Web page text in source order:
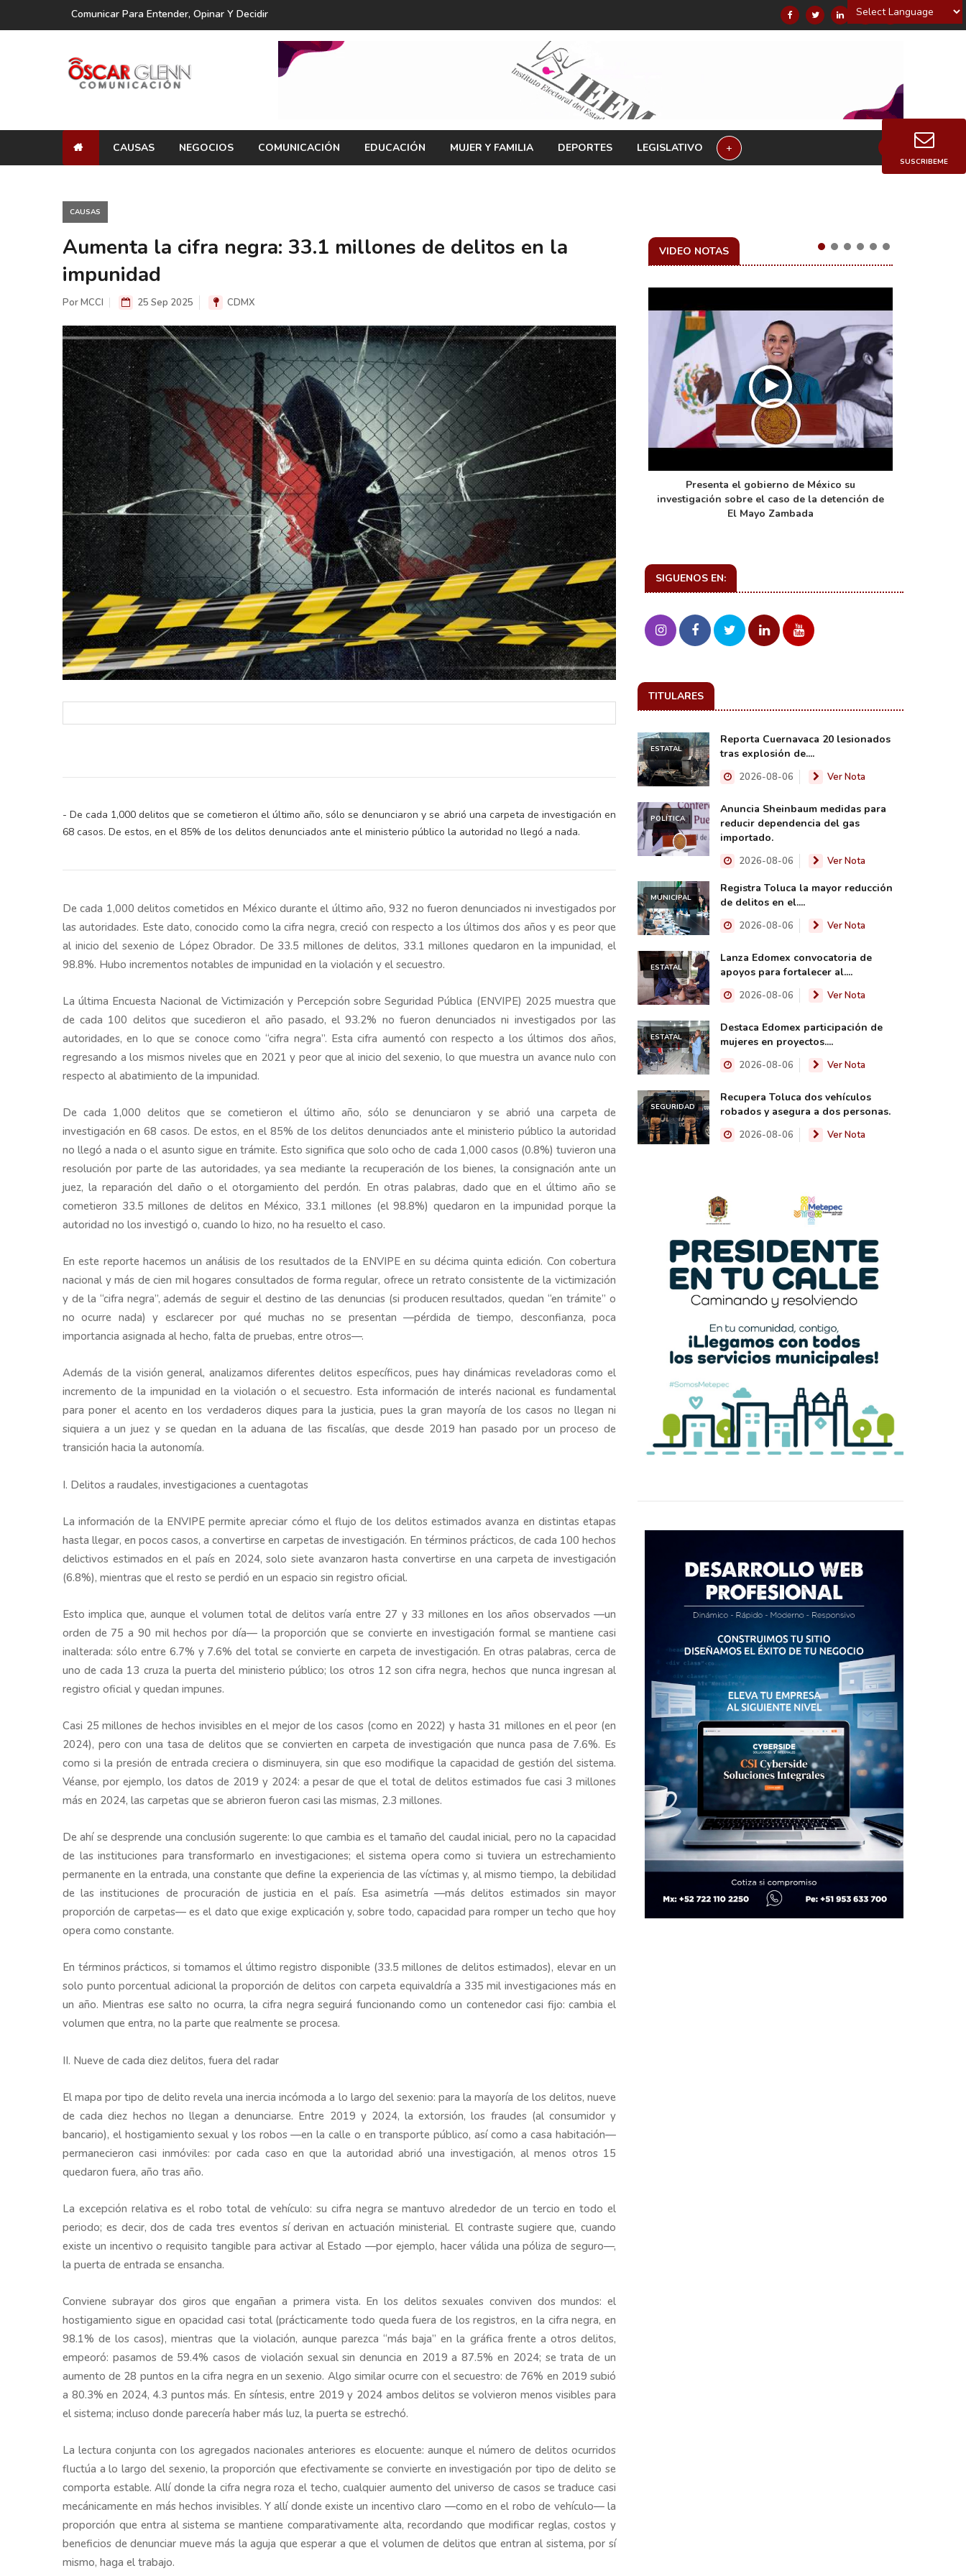
Powered by
Comunicar Para Entender, Opinar Y Decidir
CAUSAS NEGOCIOS COMUNICACIÓN EDUCACIÓN MUJER Y FAMILIA DEPORTES LEGISLATIVO +
CAUSAS
Aumenta la cifra negra: 33.1 millones de delitos en la
impunidad
Por MCCI 25 Sep 2025 CDMX
- De cada 1,000 delitos que se cometieron el último año, sólo se denunciaron y se abrió una carpeta de investigación en
68 casos. De estos, en el 85% de los delitos denunciados ante el ministerio público la autoridad no llegó a nada.
De cada 1,000 delitos cometidos en México durante el último año, 932 no fueron denunciados ni investigados por
las autoridades. Este dato, conocido como la cifra negra, creció con respecto a los últimos dos años y es peor que
al inicio del sexenio de López Obrador. De 33.5 millones de delitos, 33.1 millones quedaron en la impunidad, el
98.8%. Hubo incrementos notables de impunidad en la violación y el secuestro.
La última Encuesta Nacional de Victimización y Percepción sobre Seguridad Pública (ENVIPE) 2025 muestra que
de cada 100 delitos que sucedieron el año pasado, el 93.2% no fueron denunciados ni investigados por las
autoridades, en lo que se conoce como “cifra negra”. Esta cifra aumentó con respecto a los últimos dos años,
regresando a los mismos niveles que en 2021 y peor que al inicio del sexenio, lo que muestra un avance nulo con
respecto al abatimiento de la impunidad.
De cada 1,000 delitos que se cometieron el último año, sólo se denunciaron y se abrió una carpeta de
investigación en 68 casos. De estos, en el 85% de los delitos denunciados ante el ministerio público la autoridad
no llegó a nada o el asunto sigue en trámite. Esto significa que solo ocho de cada 1,000 casos (0.8%) tuvieron una
resolución por parte de las autoridades, ya sea mediante la recuperación de los bienes, la consignación ante un
juez, la reparación del daño o el otorgamiento del perdón. En otras palabras, dado que en el último año se
cometieron 33.5 millones de delitos en México, 33.1 millones (el 98.8%) quedaron en la impunidad porque la
autoridad no los investigó o, cuando lo hizo, no ha resuelto el caso.
En este reporte hacemos un análisis de los resultados de la ENVIPE en su décima quinta edición. Con cobertura
nacional y más de cien mil hogares consultados de forma regular, ofrece un retrato consistente de la victimización
y de la “cifra negra”, además de seguir el destino de las denuncias (si producen resultados, quedan “en trámite” o
no ocurre nada) y esclarecer por qué muchas no se presentan —pérdida de tiempo, desconfianza, poca
importancia asignada al hecho, falta de pruebas, entre otros—.
Además de la visión general, analizamos diferentes delitos específicos, pues hay dinámicas reveladoras como el
incremento de la impunidad en la violación o el secuestro. Esta información de interés nacional es fundamental
para poner el acento en los verdaderos diques para la justicia, pues la gran mayoría de los casos no llegan ni
siquiera a un juez y se quedan en la aduana de las fiscalías, que desde 2019 han pasado por un proceso de
transición hacia la autonomía.
I. Delitos a raudales, investigaciones a cuentagotas
La información de la ENVIPE permite apreciar cómo el flujo de los delitos estimados avanza en distintas etapas
hasta llegar, en pocos casos, a convertirse en carpetas de investigación. En términos prácticos, de cada 100 hechos
delictivos estimados en el país en 2024, solo siete avanzaron hasta convertirse en una carpeta de investigación
(6.8%), mientras que el resto se perdió en un espacio sin registro oficial.
Esto implica que, aunque el volumen total de delitos varía entre 27 y 33 millones en los años observados —un
orden de 75 a 90 mil hechos por día— la proporción que se convierte en investigación formal se mantiene casi
inalterada: sólo entre 6.7% y 7.6% del total se convierte en carpeta de investigación. En otras palabras, cerca de
uno de cada 13 cruza la puerta del ministerio público; los otros 12 son cifra negra, hechos que nunca ingresan al
registro oficial y quedan impunes.
Casi 25 millones de hechos invisibles en el mejor de los casos (como en 2022) y hasta 31 millones en el peor (en
2024), pero con una tasa de delitos que se convierten en carpeta de investigación que nunca pasa de 7.6%. Es
como si la presión de entrada creciera o disminuyera, sin que eso modifique la capacidad de gestión del sistema.
Véanse, por ejemplo, los datos de 2019 y 2024: a pesar de que el total de delitos estimados fue casi 3 millones
más en 2024, las carpetas que se abrieron fueron casi las mismas, 2.3 millones.
De ahí se desprende una conclusión sugerente: lo que cambia es el tamaño del caudal inicial, pero no la capacidad
de las instituciones para transformarlo en investigaciones; el sistema opera como si tuviera un estrechamiento
permanente en la entrada, una constante que define la experiencia de las víctimas y, al mismo tiempo, la debilidad
de las instituciones de procuración de justicia en el país. Esa asimetría —más delitos estimados sin mayor
proporción de carpetas— es el dato que exige explicación y, sobre todo, capacidad para romper un techo que hoy
opera como constante.
En términos prácticos, si tomamos el último registro disponible (33.5 millones de delitos estimados), elevar en un
solo punto porcentual adicional la proporción de delitos con carpeta equivaldría a 335 mil investigaciones más en
un año. Mientras ese salto no ocurra, la cifra negra seguirá funcionando como un contenedor casi fijo: cambia el
volumen que entra, no la parte que realmente se procesa.
II. Nueve de cada diez delitos, fuera del radar
El mapa por tipo de delito revela una inercia incómoda a lo largo del sexenio: para la mayoría de los delitos, nueve
de cada diez hechos no llegan a denunciarse. Entre 2019 y 2024, la extorsión, los fraudes (al consumidor y
bancario), el hostigamiento sexual y los robos —en la calle o en transporte público, así como a casa habitación—
permanecieron casi inmóviles: por cada caso en que la autoridad abrió una investigación, al menos otros 15
quedaron fuera, año tras año.
La excepción relativa es el robo total de vehículo: su cifra negra se mantuvo alrededor de un tercio en todo el
periodo; es decir, dos de cada tres eventos sí derivan en actuación ministerial. El contraste sugiere que, cuando
existe un incentivo o requisito tangible para activar al Estado —por ejemplo, hacer válida una póliza de seguro—,
la puerta de entrada se ensancha.
Conviene subrayar dos giros que engañan a primera vista. En los delitos sexuales conviven dos mundos: el
hostigamiento sigue en opacidad casi total (prácticamente todo queda fuera de los registros, en la cifra negra, en
98.1% de los casos), mientras que la violación, aunque parezca “más baja” en la gráfica frente a otros delitos,
empeoró: pasamos de 59.4% casos de violación sexual sin denuncia en 2019 a 87.5% en 2024; se trata de un
aumento de 28 puntos en la cifra negra en un sexenio. Algo similar ocurre con el secuestro: de 76% en 2019 subió
a 80.3% en 2024, 4.3 puntos más. En síntesis, entre 2019 y 2024 ambos delitos se volvieron menos visibles para
el sistema; incluso donde parecería haber más luz, la puerta se estrechó.
La lectura conjunta con los agregados nacionales anteriores es elocuente: aunque el número de delitos ocurridos
fluctúa a lo largo del sexenio, la proporción que efectivamente se convierte en investigación por tipo de delito se
comporta estable. Allí donde la cifra negra roza el techo, cualquier aumento del universo de casos se traduce casi
mecánicamente en más hechos invisibles. Y allí donde existe un incentivo claro —como en el robo de vehículo— la
proporción que entra al sistema se mantiene comparativamente alta, recordando que modificar reglas, costos y
beneficios de denunciar mueve más la aguja que esperar a que el volumen de delitos que entran al sistema, por sí
mismo, haga el trabajo.
VIDEO NOTAS
en el ejercicio de sus
electorales
Y salió la propuesta de Reforma Electoral de
la Presidenta Sheinbaum
Informa el gobierno federal cómo fue el
operativo de captura de "El Mencho" y sus
reacciones en Jalisco
Presenta el gobierno de México su
investigación sobre el caso de la detención de
El Mayo Zambada
SIGUENOS EN:
TITULARES
ESTATAL
Reporta Cuernavaca 20 lesionados
tras explosión de....
2026-08-06 Ver Nota
POLÍTICA
Anuncia Sheinbaum medidas para
reducir dependencia del gas
importado.
2026-08-06 Ver Nota
MUNICIPAL
Registra Toluca la mayor reducción
de delitos en el....
2026-08-06 Ver Nota
ESTATAL
Lanza Edomex convocatoria de
apoyos para fortalecer al....
2026-08-06 Ver Nota
ESTATAL
Destaca Edomex participación de
mujeres en proyectos....
2026-08-06 Ver Nota
SEGURIDAD
Recupera Toluca dos vehículos
robados y asegura a dos personas.
2026-08-06 Ver Nota
SUSCRIBEME